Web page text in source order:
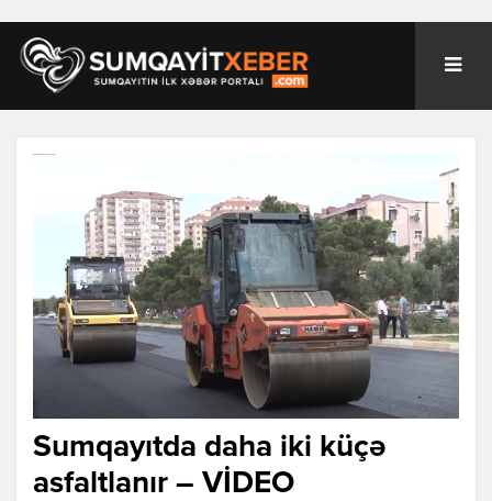
Sumqayıtda daha iki küçə
asfaltlanır – VİDEO